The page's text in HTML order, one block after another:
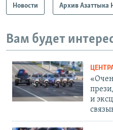
Новости Архив Азаттыка
Вам будет
и